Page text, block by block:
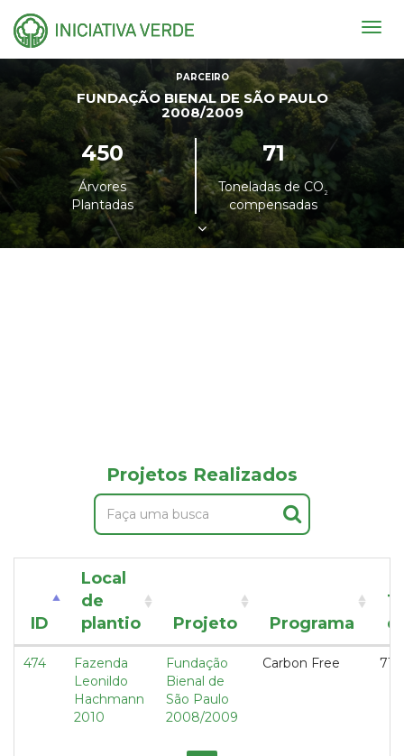
PARCEIRO
FUNDAÇÃO BIENAL DE SÃO PAULO
2008/2009
450
Árvores
Plantadas
71
Toneladas de CO²
compensadas
Projetos Realizados
ID
Local
de
plantio
Projeto Programa
474
Fazenda
Leonildo
Hachmann
2010
Fundação
Bienal de
São Paulo
2008/2009
Carbon Free